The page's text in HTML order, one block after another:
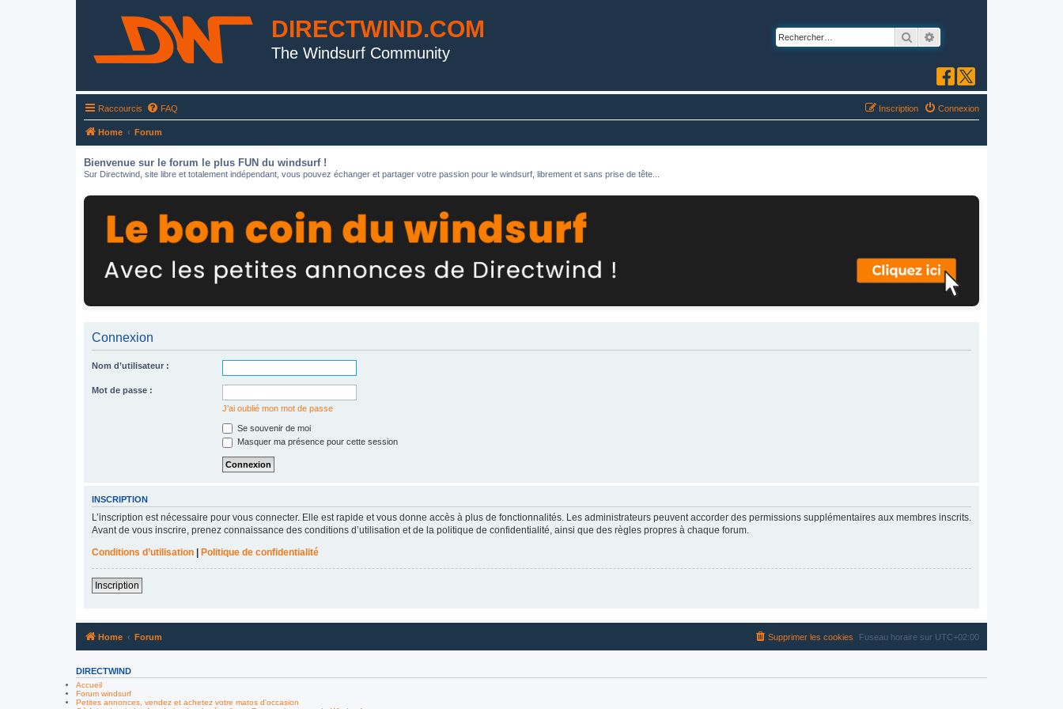
DIRECTWIND.COM
The Windsurf Community
Rechercher
Raccourcis FAQ Connexion
Inscription
Home Forum
Bienvenue sur le forum le plus FUN du windsurf !
Sur Directwind, site libre et totalement indépendant, vous pouvez échanger et partager votre passion pour le windsurf, librement et sans prise de tête...
Connexion
Nom d’utilisateur :
Mot de passe :
J’ai oublié mon mot de passe
Se souvenir de moi
Masquer ma présence pour cette session
INSCRIPTION
L’inscription est nécessaire pour vous connecter. Elle est rapide et vous donne accès à plus de fonctionnalités. Les administrateurs peuvent accorder des permissions supplémentaires aux membres inscrits.
Avant de vous inscrire, prenez connaissance des conditions d’utilisation et de la politique de confidentialité, ainsi que des règles propres à chaque forum.
Conditions d’utilisation
Politique de confidentialité
Inscription
Home Forum Fuseau horaire sur UTC+02:00
Supprimer les cookies
DIRECTWIND
Accueil
Forum windsurf
Petites annonces, vendez et achetez votre matos d'occasion